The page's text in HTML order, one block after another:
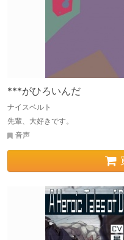
***がひろいんだ
ナイスベルト
先輩、大好きです。
音声